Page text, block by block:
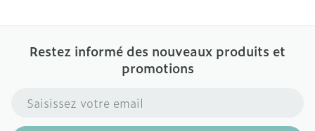
Restez informé des nouveaux produits et
promotions
Adresse mail